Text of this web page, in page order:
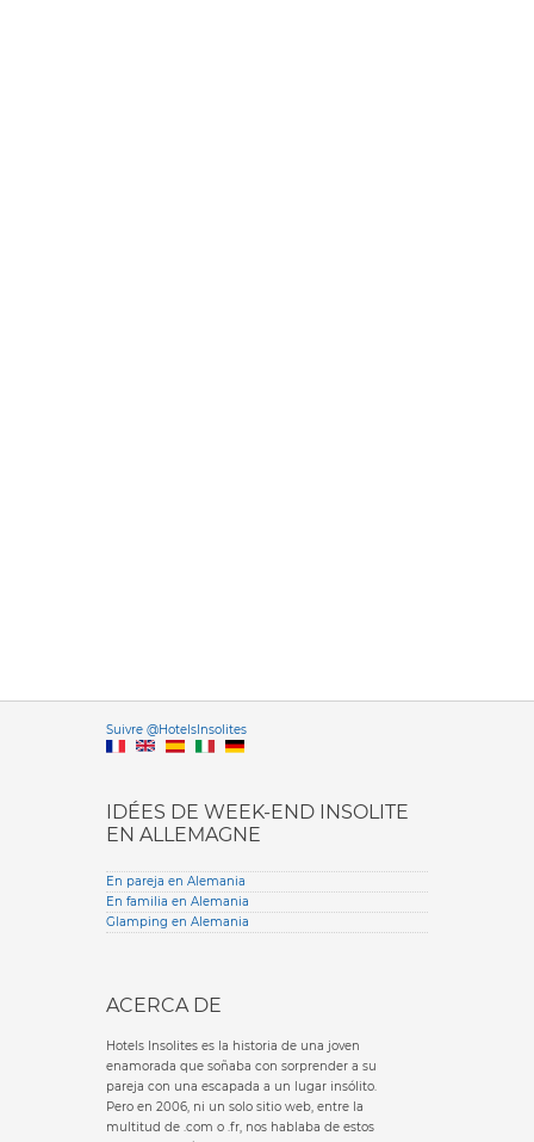
Suivre @HotelsInsolitesVersione
IDÉES DE WEEK-END INSOLITE
EN ALLEMAGNE
En pareja en Alemania
En familia en Alemania
Glamping en Alemania
ACERCA DE
Hotels Insolites es la historia de una joven
enamorada que soñaba con sorprender a su
pareja con una escapada a un lugar insólito.
Pero en 2006, ni un solo sitio web, entre la
multitud de .com o .fr, nos hablaba de estos